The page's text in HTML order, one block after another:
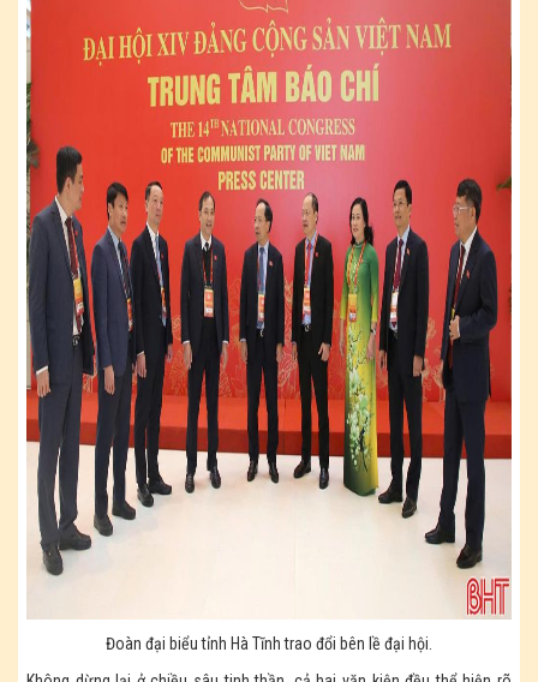
Đoàn đại biểu tỉnh Hà Tĩnh trao đổi bên lề đại hội.